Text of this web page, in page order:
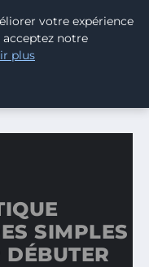
SIMPLES ET…
SIMPLES
DÉBUTER
votre expérience
notre
plus